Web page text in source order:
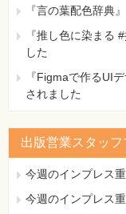
『言の葉配色辞典
『推し色に染まる
した
『Figmaで作るUI
されました
出版営業スタッフ
今週のインプレス
今週のインプレス